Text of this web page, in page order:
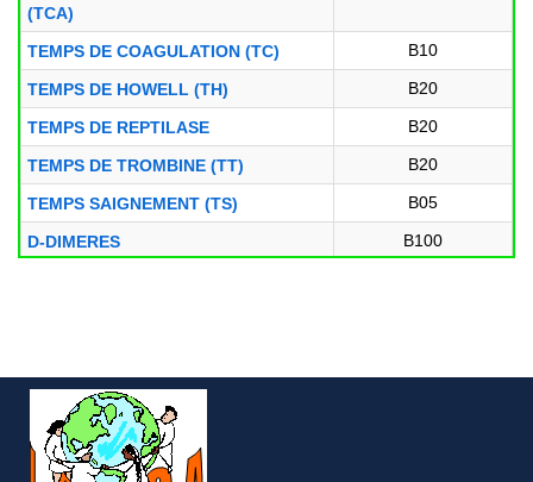
(TCA)
TEMPS DE COAGULATION (TC) B10
TEMPS DE HOWELL (TH) B20
TEMPS DE REPTILASE B20
TEMPS DE TROMBINE (TT) B20
TEMPS SAIGNEMENT (TS) B05
D-DIMERES B100